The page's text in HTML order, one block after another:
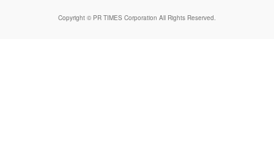
Copyright © PR TIMES Corporation All Rights Reserved.